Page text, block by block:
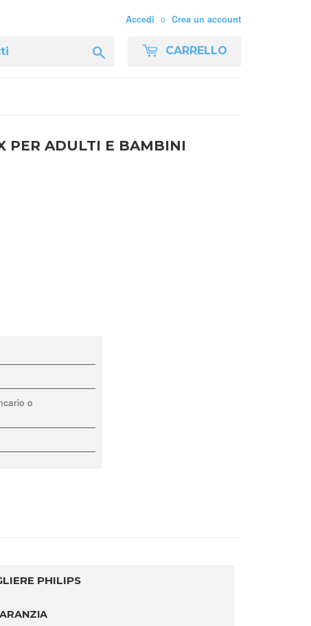
Accedi o Crea un account
CARRELLO
PER ADULTI E BAMBINI
o
PHILIPS